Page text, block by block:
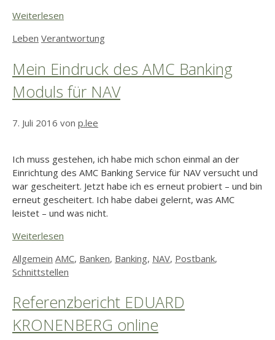
Weiterlesen
Kategorien
Leben Schlagwörter
Verantwortung
Mein Eindruck des AMC Banking
Moduls für NAV
7. Juli 2016 von p.lee
Ich muss gestehen, ich habe mich schon einmal an der
Einrichtung des AMC Banking Service für NAV versucht und
war gescheitert. Jetzt habe ich es erneut probiert – und bin
erneut gescheitert. Ich habe dabei gelernt, was AMC
leistet – und was nicht.
Weiterlesen
Kategorien
Allgemein Schlagwörter
AMC, Banken, Banking, NAV, Postbank,
Schnittstellen
Referenzbericht EDUARD
KRONENBERG online